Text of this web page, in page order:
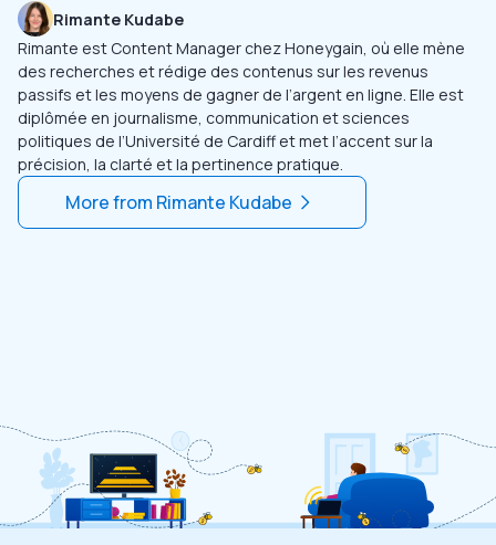
Rimante Kudabe
Rimante est Content Manager chez Honeygain, où elle mène
des recherches et rédige des contenus sur les revenus
passifs et les moyens de gagner de l’argent en ligne. Elle est
diplômée en journalisme, communication et sciences
politiques de l’Université de Cardiff et met l’accent sur la
précision, la clarté et la pertinence pratique.
More from Rimante Kudabe